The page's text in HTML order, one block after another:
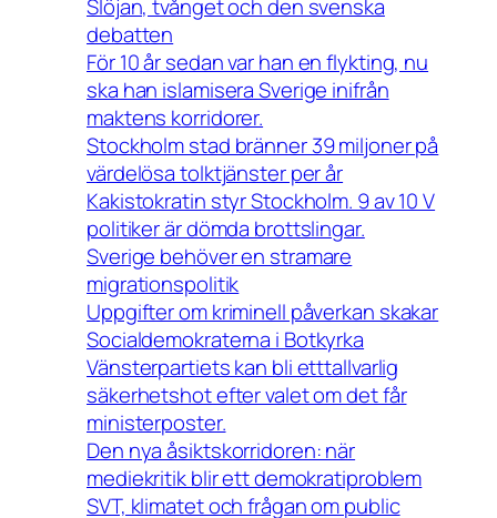
Slöjan, tvånget och den svenska
debatten
För 10 år sedan var han en flykting, nu
ska han islamisera Sverige inifrån
maktens korridorer.
Stockholm stad bränner 39 miljoner på
värdelösa tolktjänster per år
Kakistokratin styr Stockholm. 9 av 10 V
politiker är dömda brottslingar.
Sverige behöver en stramare
migrationspolitik
Uppgifter om kriminell påverkan skakar
Socialdemokraterna i Botkyrka
Vänsterpartiets kan bli etttallvarlig
säkerhetshot efter valet om det får
ministerposter.
Den nya åsiktskorridoren: när
mediekritik blir ett demokratiproblem
SVT, klimatet och frågan om public